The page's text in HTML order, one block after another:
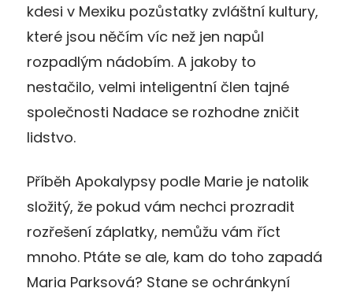
kdesi v Mexiku pozůstatky zvláštní kultury,
které jsou něčím víc než jen napůl
rozpadlým nádobím. A jakoby to
nestačilo, velmi inteligentní člen tajné
společnosti Nadace se rozhodne zničit
lidstvo.
Příběh Apokalypsy podle Marie je natolik
složitý, že pokud vám nechci prozradit
rozřešení záplatky, nemůžu vám říct
mnoho. Ptáte se ale, kam do toho zapadá
Maria Parksová? Stane se ochránkyní